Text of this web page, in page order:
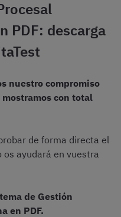
PDF: descarga
nuestro compromiso
con total
de forma directa el
ayudará en vuestra
de Gestión
en PDF.